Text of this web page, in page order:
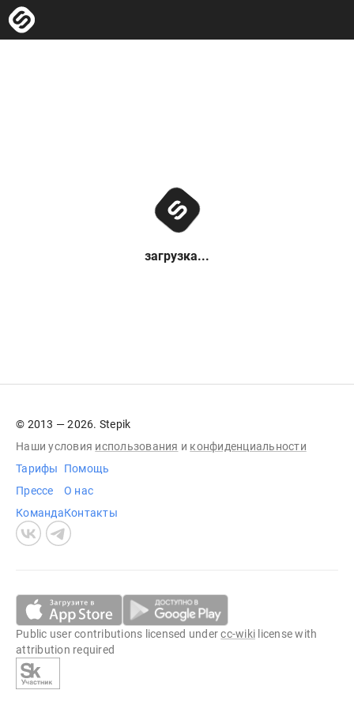
загрузка...
© 2013 — 2026. Stepik
Наши условия использования и конфиденциальности
Тарифы
Прессе
Команда
Помощь
О нас
Контакты
Public user contributions licensed undercc-wiki license with
attribution required